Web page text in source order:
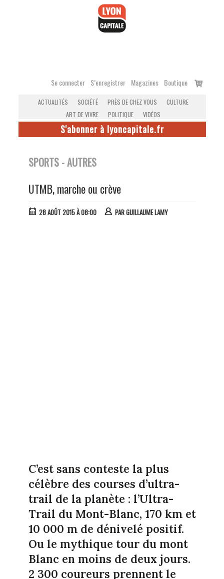
Se connecter S’enregistrer Magazines Boutique
Voir
ACTUALITÉS SOCIÉTÉ PRÈS DE CHEZ VOUS
CULTURE
ART DE VIVRE
POLITIQUE VIDÉOS
S'abonner à lyoncapitale.fr
SPORTS - AUTRES
UTMB, marche ou crève
28 AOÛT 2015 À 08:00 PARGUILLAUME LAMY
C’est sans conteste la plus
célèbre des courses d’ultra-
trail de la planète : l’Ultra-
Trail du Mont-Blanc, 170 km et
10 000 m de dénivelé positif.
Ou le mythique tour du mont
Blanc en moins de deux jours.
2 300 coureurs prennent le